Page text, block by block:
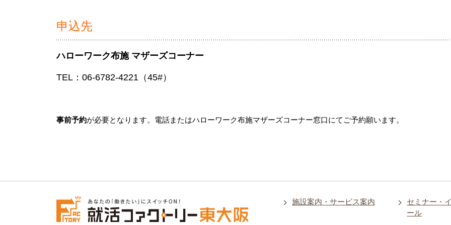
申込先
ハローワーク布施 マザーズコーナー
TEL：06-6782-4221（45#）
事前予約が必要となります。電話またはハローワーク布施マザーズコーナー窓口にてご予約願います。
施設案内・サービス案内
セミナー・
ール